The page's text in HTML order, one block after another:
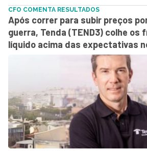
CFO COMENTA RESULTADOS
Após correr para subir preços
guerra, Tenda (TEND3) colhe os
líquido acima das expectativas